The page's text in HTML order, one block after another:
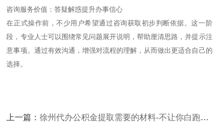
咨询服务价值：答疑解惑提升办事信心
在正式操作前，不少用户希望通过咨询获取初步判断依据。这一阶
段，专业人士可以围绕常见问题展开说明，帮助厘清思路，并提示注
意事项。通过有效沟通，增强对流程的理解，从而做出更适合自己的
选择。
上一篇：徐州代办公积金提取需要的材料-不让你白跑少走弯路